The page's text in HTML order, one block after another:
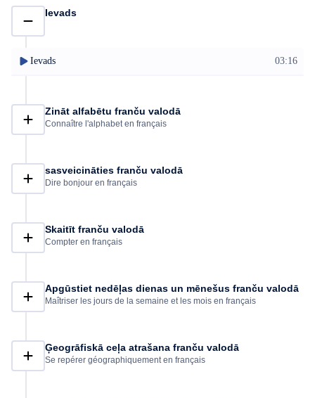
malā jebkādas bažas!
Ievads
Ievads 03:16
Zināt alfabētu franču valodā
Connaître l'alphabet en français
sasveicināties franču valodā
Dire bonjour en français
Skaitīt franču valodā
Compter en français
Apgūstiet nedēļas dienas un mēnešus franču valodā
Maîtriser les jours de la semaine et les mois en français
Ģeogrāfiskā ceļa atrašana franču valodā
Se repérer géographiquement en français